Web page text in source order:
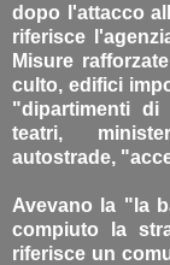
dopo l'attacco
riferisce
Misure
culto, edifici
"dipartimenti di
teatri,
autostrade,
Avevano la "la
compiuto la
riferisce un